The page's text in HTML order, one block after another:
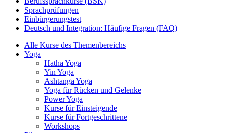
Sprachprüfungen
Einbürgerungstest
Deutsch und Integration: Häufige Fragen (FAQ)
Alle Kurse des Themenbereichs
Yoga
Hatha Yoga
Yin Yoga
Ashtanga Yoga
Yoga für Rücken und Gelenke
Power Yoga
Kurse für Einsteigende
Kurse für Fortgeschrittene
Workshops